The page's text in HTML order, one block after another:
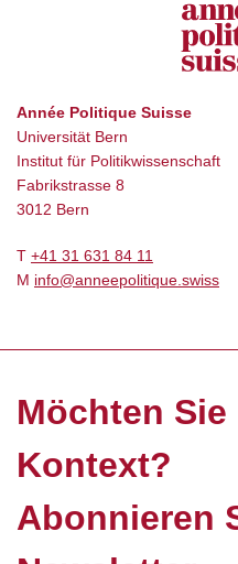
Année Politique Suisse
Universität Bern
Institut für Politikwissenschaft
Fabrikstrasse 8
3012 Bern
T +41 31 631 84 11
M info@anneepolitique.swiss
Möchten Sie
Kontext?
Abonnieren